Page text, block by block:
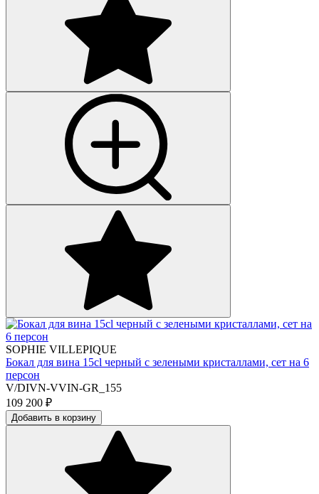
SOPHIE VILLEPIQUE
Бокал для вина 15cl черный с зелеными кристаллами, сет на 6
персон
V/DIVN-VVIN-GR_155
109 200 ₽
Добавить в корзину